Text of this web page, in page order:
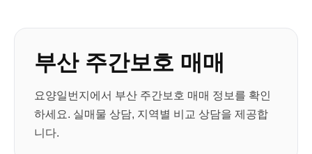
부산 주간보호 매매
요양일번지에서 부산 주간보호 매매 정보를 확인
하세요. 실매물 상담, 지역별 비교 상담을 제공합
니다.